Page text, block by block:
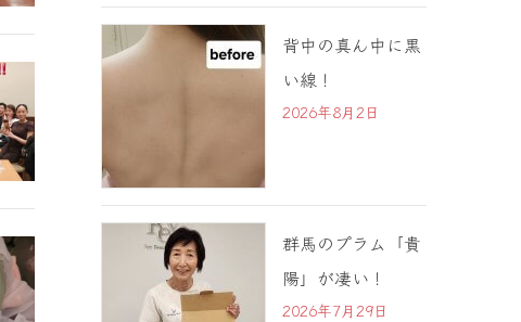
背中の真ん中に黒
い線！
2026年8月2日
群馬のプラム「貴
陽」が凄い！
2026年7月29日